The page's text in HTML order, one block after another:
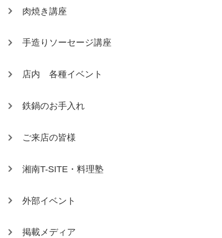
肉焼き講座
手造りソーセージ講座
店内 各種イベント
鉄鍋のお手入れ
ご来店の皆様
湘南T-SITE・料理塾
外部イベント
掲載メディア